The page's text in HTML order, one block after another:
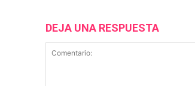
DEJA UNA RESPUESTA